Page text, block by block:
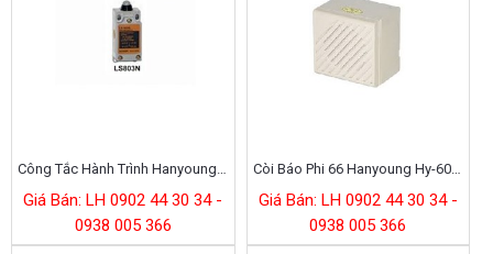
Giá Bán: LH 0902 44 30 34 -
0938 005 366
Còi Báo Phi 66 Hanyoung Hy-606n-2
Giá Bán: LH 0902 44 30 34 -
0938 005 366